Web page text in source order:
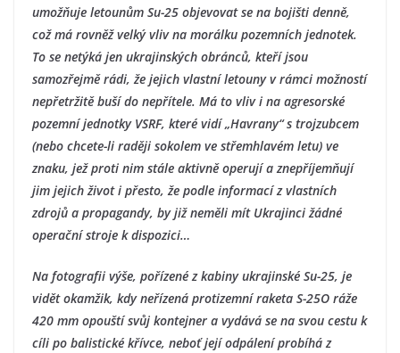
umožňuje letounům Su-25 objevovat se na bojišti denně,
což má rovněž velký vliv na morálku pozemních jednotek.
To se netýká jen ukrajinských obránců, kteří jsou
samozřejmě rádi, že jejich vlastní letouny v rámci možností
nepřetržitě buší do nepřítele. Má to vliv i na agresorské
pozemní jednotky VSRF, které vidí „Havrany“ s trojzubcem
(nebo chcete-li raději sokolem ve střemhlavém letu) ve
znaku, jež proti nim stále aktivně operují a znepříjemňují
jim jejich život i přesto, že podle informací z vlastních
zdrojů a propagandy, by již neměli mít Ukrajinci žádné
operační stroje k dispozici…
Na fotografii výše, pořízené z kabiny ukrajinské Su-25, je
vidět okamžik, kdy neřízená protizemní raketa S-25O ráže
420 mm opouští svůj kontejner a vydává se na svou cestu k
cíli po balistické křívce, neboť její odpálení probíhá z